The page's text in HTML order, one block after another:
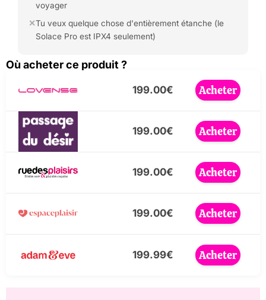
voyager
Tu veux quelque chose d'entièrement étanche (le
Solace Pro est IPX4 seulement)
Où acheter ce produit ?
199.00€ Acheter
199.00€ Acheter
199.00€ Acheter
199.00€ Acheter
199.99€ Acheter